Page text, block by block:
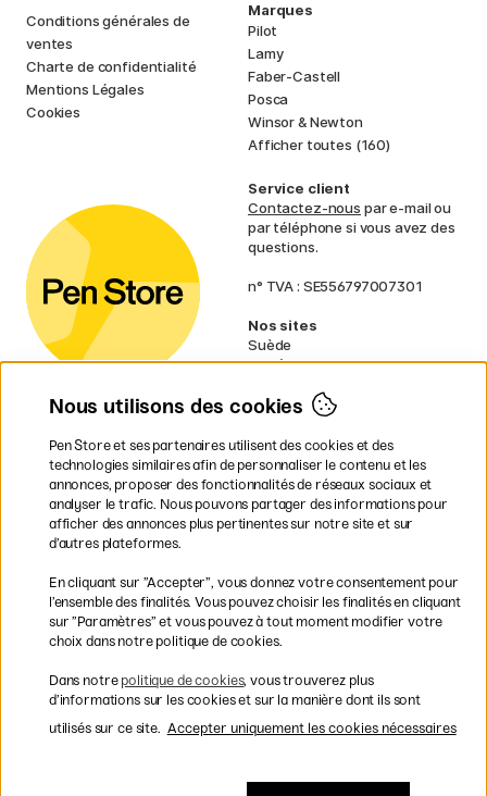
Conditions générales de
ventes
Charte de confidentialité
Mentions Légales
Cookies
Marques
Pilot
Lamy
Faber-Castell
Posca
Winsor & Newton
Afficher toutes (160)
Service client
Contactez-nous par e-mail ou
par téléphone si vous avez des
questions.
n° TVA : SE556797007301
Nos sites
Suède
Norvège
Finlande
Irlande
Pays-Bas
Royaume-Uni
UE
volumineux.
Les modes de paiement
Nous utilisons des cookies
Pen Store et ses partenaires utilisent des cookies et des
technologies similaires afin de personnaliser le contenu et les
annonces, proposer des fonctionnalités de réseaux sociaux et
analyser le trafic. Nous pouvons partager des informations pour
afficher des annonces plus pertinentes sur notre site et sur
d’autres plateformes.
En cliquant sur ”Accepter”, vous donnez votre consentement pour
l’ensemble des finalités. Vous pouvez choisir les finalités en cliquant
sur ”Paramètres” et vous pouvez à tout moment modifier votre
choix dans notre politique de cookies.
Dans notre politique de cookies, vous trouverez plus
d’informations sur les cookies et sur la manière dont ils sont
utilisés sur ce site. Accepter uniquement les cookies nécessaires